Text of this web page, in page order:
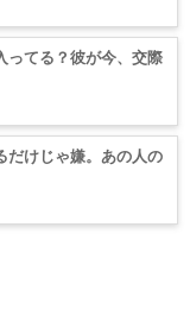
ってる？彼が今、交際
だけじゃ嫌。あの人の